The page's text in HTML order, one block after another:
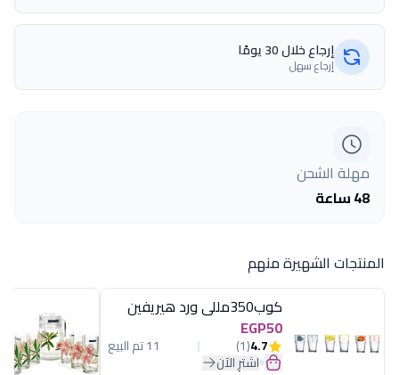
إرجاع خلال 30 يومًا
إرجاع سهل
مهلة الشحن
48 ساعة
المنتجات الشهيرة منهم
كوب350مللى ورد هيريفين
EGP50
4.7
(1) 11 تم البيع
اشترِ الآن